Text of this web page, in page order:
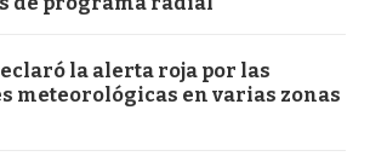
la alerta roja por las
meteorológicas en varias zonas